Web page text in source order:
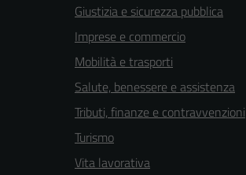
Giustizia e sicurezza pubblica
Imprese e commercio
Mobilità e trasporti
Salute, benessere e assistenza
Tributi, finanze e contravvenzioni
Turismo
Vita lavorativa